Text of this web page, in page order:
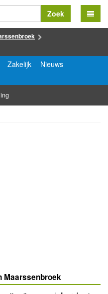
Zoek
Zakelijk
Nieuws
Maarssenbroek